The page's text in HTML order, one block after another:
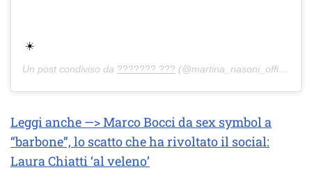
☀️
Un post condiviso da ??????? ??? (@martina_nasoni_official_) in data:
Leggi anche —> Marco Bocci da sex symbol a
“barbone”, lo scatto che ha rivoltato il social:
Laura Chiatti ‘al veleno’